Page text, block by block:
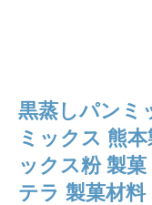
黒蒸しパンミ
ミックス 熊
ックス粉 製
テラ 製菓材料